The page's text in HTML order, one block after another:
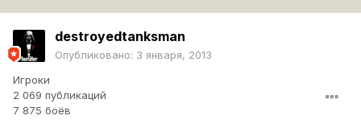
destroyedtanksman
Опубликовано: 3 января, 2013
Игроки
2 069 публикаций
7 875 боёв